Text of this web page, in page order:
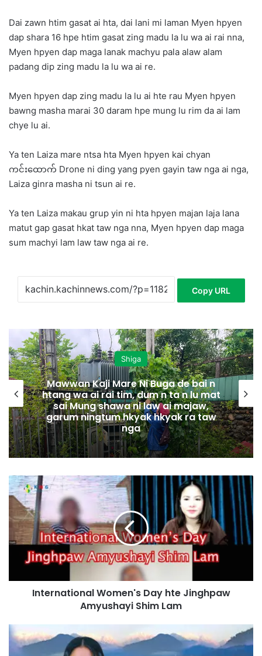
Dai zawn htim gasat ai hta, dai lani mi laman Myen hpyen
dap shara 16 hpe htim gasat zing madu la lu wa ai rai nna,
Myen hpyen dap maga lanak machyu pala alaw alam
padang dip zing madu la lu wa ai re.
Myen hpyen dap zing madu la lu ai hte rau Myen hpyen
bawng masha marai 30 daram hpe mung lu rim da ai lam
chye lu ai.
Ya ten Laiza mare ntsa hta Myen hpyen kai chyan
ကင်းထောက် Drone ni ding yang pyen gayin taw nga ai nga,
Laiza ginra masha ni tsun ai re.
Ya ten Laiza makau grup yin ni hta hpyen majan laja lana
matut gap gasat hkat taw nga nna, Myen hpyen dap maga
sum machyi lam law taw nga ai re.
Copy URL
Shiga
Mawwan Kaji Mare Ni Buga de bai n
htang wa ai rai tim, dum n ta n lu mat
sai Mung shawa ni law ai majaw,
garum ningtum hkyak hkyak ra taw
nga
I
n
e
n
i
l
W
International Women's Day hte Jinghpaw
Amyushayi Shim Lam
K
N